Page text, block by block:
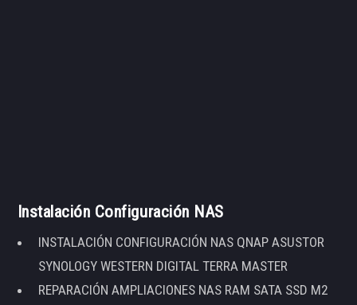
Instalación Configuración NAS
INSTALACIÓN CONFIGURACIÓN NAS QNAP ASUSTOR
SYNOLOGY WESTERN DIGITAL TERRA MASTER
REPARACIÓN AMPLIACIONES NAS RAM SATA SSD M2